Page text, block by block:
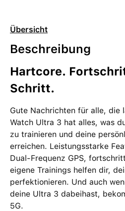
Übersicht
Beschreibung
Hartcore.
Schritt.
Gute Nachrichten für alle, die
Watch Ultra 3 hat alles, was
zu trainieren und deine
erreichen. Leistungsstarke
Dual-Frequenz GPS,
eigene Trainings helfen dir,
perfektionieren. Und auch
deine Ultra 3 dabeihast,
5G.